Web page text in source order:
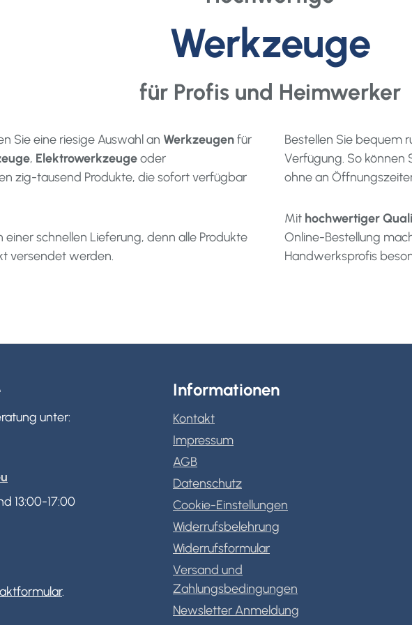
Werkzeuge
für Profis und Heimwerker
Sie eine riesige Auswahl an Werkzeugenfür
, Elektrowerkzeugeoder
zig-tausend Produkte, die sofort verfügbar
schnellen Lieferung, denn alle Produkte
versendet werden.
Bestellen Sie bequem
Verfügung. So können
ohne an
Mithochwertiger
Online-Bestellung
Handwerksprofis
unter:
13:00-17:00
.
Informationen
Kontakt
Impressum
AGB
Datenschutz
Cookie-Einstellungen
Widerrufsbelehrung
Widerrufsformular
Versand und
Zahlungsbedingungen
Newsletter Anmeldung